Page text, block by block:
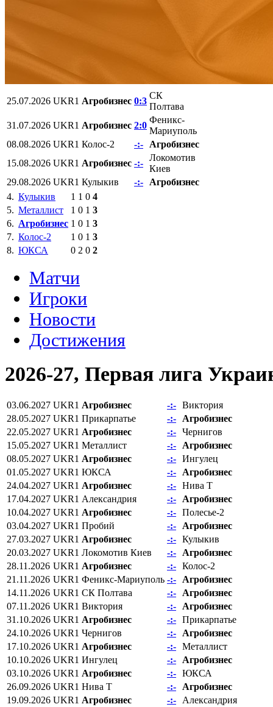
25.07.2026 UKR1 Агробизнес 0:3
СК
Полтава
31.07.2026 UKR1 Агробизнес 2:0
Феникс-
Мариуполь
08.08.2026 UKR1 Колос-2 -:-
Агробизнес
15.08.2026 UKR1 Агробизнес -:-
Локомотив
Киев
29.08.2026 UKR1 Кулыкив -:-
Агробизнес
4. Кулыкив 1 1 0 4
5. Металлист 1 0 1 3
6. Агробизнес 1 0 1 3
7. Колос-2 1 0 1 3
8. ЮКСА 0 2 0 2
Матчи
Игроки
Новости
Достижения
2026-27, Первая лига
03.06.2027 UKR1 Агробизнес -:- Виктория
28.05.2027 UKR1 Прикарпатье -:-
Агробизнес
22.05.2027 UKR1 Агробизнес -:- Чернигов
15.05.2027 UKR1 Металлист -:-
Агробизнес
08.05.2027 UKR1 Агробизнес -:- Ингулец
01.05.2027 UKR1 ЮКСА -:-
Агробизнес
24.04.2027 UKR1 Агробизнес -:- Нива Т
17.04.2027 UKR1 Александрия -:-
Агробизнес
10.04.2027 UKR1 Агробизнес -:- Полесье-2
03.04.2027 UKR1 Пробий -:-
Агробизнес
27.03.2027 UKR1 Агробизнес -:- Кулыкив
20.03.2027 UKR1 Локомотив Киев -:-
Агробизнес
28.11.2026 UKR1 Агробизнес -:- Колос-2
21.11.2026 UKR1 Феникс-Мариуполь -:-
Агробизнес
14.11.2026 UKR1 СК Полтава -:-
Агробизнес
07.11.2026 UKR1 Виктория -:-
Агробизнес
31.10.2026 UKR1 Агробизнес -:- Прикарпатье
24.10.2026 UKR1 Чернигов -:-
Агробизнес
17.10.2026 UKR1 Агробизнес -:- Металлист
10.10.2026 UKR1 Ингулец -:-
Агробизнес
03.10.2026 UKR1 Агробизнес -:- ЮКСА
26.09.2026 UKR1 Нива Т -:-
Агробизнес
19.09.2026 UKR1 Агробизнес -:-
Александрия